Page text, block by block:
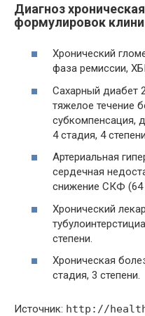
Диагноз
формулировок
Хронический
фаза ремиссии,
Сахарный диабет
тяжелое течение
субкомпенсация,
4 стадия, 4 степени.
Артериальная
сердечная
снижение СКФ (64
Хронический
степени.
Хроническая
стадия, 3 степени.
Источник: http://